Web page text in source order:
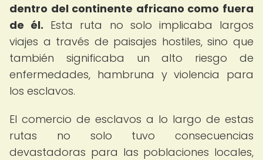
dentro del continente africano como fuera
de él. Esta ruta no solo implicaba largos
viajes a través de paisajes hostiles, sino que
también significaba un alto riesgo de
enfermedades, hambruna y violencia para
los esclavos.
El comercio de esclavos a lo largo de estas
rutas no solo tuvo consecuencias
devastadoras para las poblaciones locales,